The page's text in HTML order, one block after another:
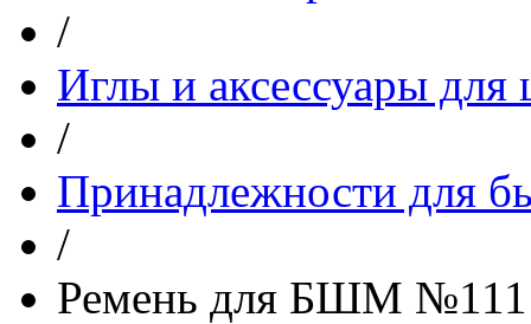
/
Иглы и аксессуары
/
Принадлежности для
/
Ремень для БШМ №111